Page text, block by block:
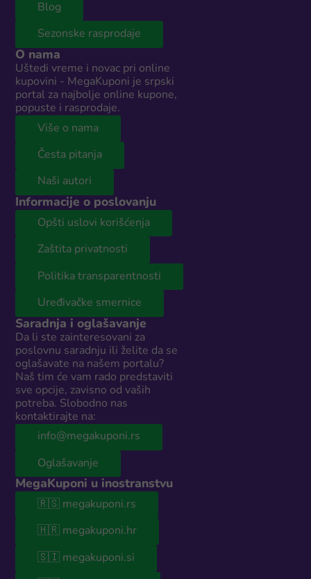
Blog
Sezonske rasprodaje
O nama
Uštedi vreme i novac pri online
kupovini - MegaKuponi je srpski
portal za najbolje online kupone,
popuste i rasprodaje.
Više o nama
Česta pitanja
Naši autori
Informacije o poslovanju
Opšti uslovi korišćenja
Zaštita privatnosti
Politika transparentnosti
Uređivačke smernice
Saradnja i oglašavanje
Da li ste zainteresovani za
poslovnu saradnju ili želite da se
oglašavate na našem portalu?
Naš tim će vam rado predstaviti
sve opcije, zavisno od vaših
potreba. Slobodno nas
kontaktirajte na:
info@megakuponi.rs
Oglašavanje
MegaKuponi u inostranstvu
🇷🇸 megakuponi.rs
🇭🇷 megakuponi.hr
🇸🇮 megakuponi.si